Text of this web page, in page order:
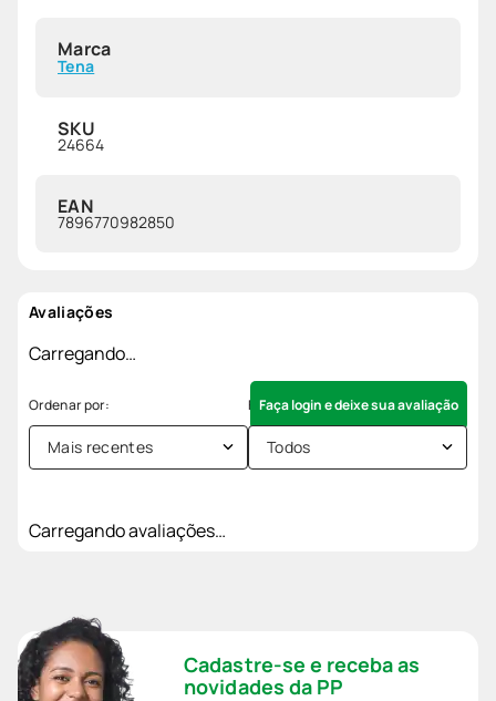
Marca
Tena
SKU
24664
EAN
7896770982850
Avaliações
Carregando…
Faça login e deixe sua avaliação
Mais recentes Todos
Carregando avaliações…
Cadastre-se e receba as
novidades da PP